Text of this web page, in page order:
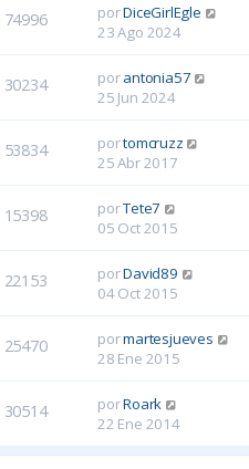
74996 porDiceGirlEgle
23 Ago 2024
30234 porantonia57
25 Jun 2024
53834 portomcruzz
25 Abr 2017
15398 porTete7
05 Oct 2015
22153 porDavid89
04 Oct 2015
25470 pormartesjueves
28 Ene 2015
30514 porRoark
22 Ene 2014